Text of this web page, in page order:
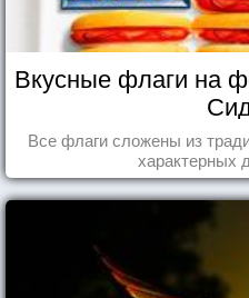
Вкусные флаги на
Все флаги сложены из
характерных